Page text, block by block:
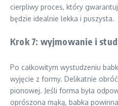
cierpliwy proces, który
będzie idealnie lekka i puszysta.
Krok 7: wyjmowanie i
Po całkowitym wystudzeniu
wyjęcie z formy. Delikatnie
pionowej. Jeśli forma była
oprószona mąką, babka